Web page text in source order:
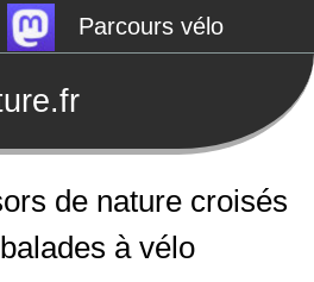
Parcours vélo
Brest à vélo
de nature croisés
à vélo